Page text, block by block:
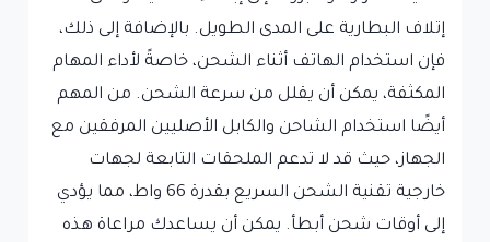
إتلاف البطارية على المدى الطويل. بالإضافة إلى ذلك،
فإن استخدام الهاتف أثناء الشحن، خاصةً لأداء المهام
المكثفة، يمكن أن يقلل من سرعة الشحن. من المهم
أيضًا استخدام الشاحن والكابل الأصليين المرفقين مع
الجهاز، حيث قد لا تدعم الملحقات التابعة لجهات
خارجية تقنية الشحن السريع بقدرة 66 واط، مما يؤدي
إلى أوقات شحن أبطأ. يمكن أن يساعدك مراعاة هذه